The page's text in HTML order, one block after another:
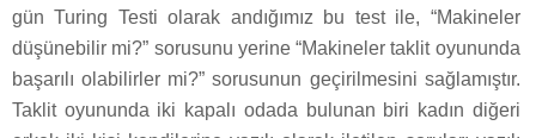
gün Turing Testi olarak andığımız bu test ile, “Makineler
düşünebilir mi?” sorusunu yerine “Makineler taklit oyununda
başarılı olabilirler mi?” sorusunun geçirilmesini sağlamıştır.
Taklit oyununda iki kapalı odada bulunan biri kadın diğeri